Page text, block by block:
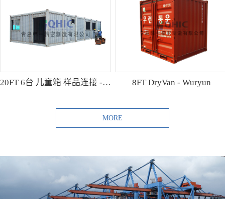
20FT 6台 儿童箱 样品连接 - Shibutani 8FT DryVan - Wuryun
MORE